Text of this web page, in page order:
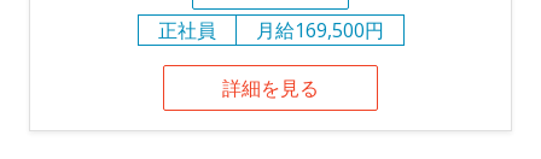
正社員
月給169,500円
詳細を見る